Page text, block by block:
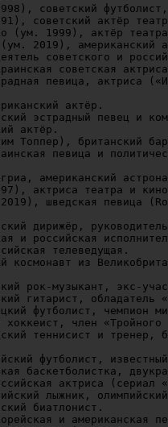
советский
советский актёр
(ум. 1999), актёр
2019), американский
советского и
советская
певица, актриса
актёр.
эстрадный певец и
актёр.
Топпер), британский
певица и
американский
актриса театра и
шведская певица
дирижёр,
и российская
телеведущая.
космонавт из
рок-музыкант, экс-
гитарист, обладатель
футболист, чемпион
хоккеист, член «Тройного
теннисист и тренер,
футболист,
баскетболистка,
актриса (сериал
лыжник,
биатлонист.
и американская